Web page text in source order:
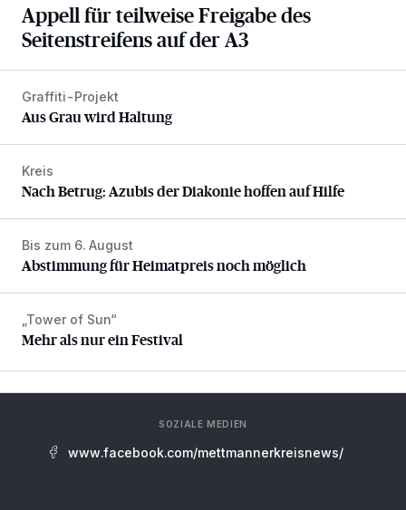
Appell für teilweise Freigabe des
Seitenstreifens auf der A3
Aus Grau wird Haltung
Graffiti-Projekt
Aus Grau wird Haltung
Nach Betrug: Azubis der Diakonie hoffen auf Hilfe
Kreis
Nach Betrug: Azubis der Diakonie hoffen auf Hilfe
Abstimmung für Heimatpreis noch möglich
Bis zum 6. August
Abstimmung für Heimatpreis noch möglich
Mehr als nur ein Festival
„Tower of Sun“
Mehr als nur ein Festival
SOZIALE MEDIEN
www.facebook.com/mettmannerkreisnews/